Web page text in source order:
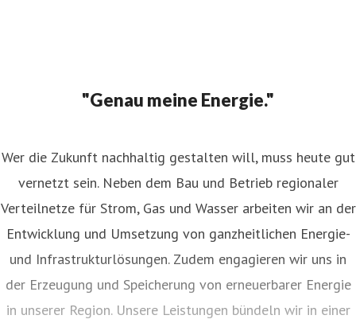
"Genau meine Energie."
Wer die Zukunft nachhaltig gestalten will, muss heute gut
vernetzt sein. Neben dem Bau und Betrieb regionaler
Verteilnetze für Strom, Gas und Wasser arbeiten wir an der
Entwicklung und Umsetzung von ganzheitlichen Energie-
und Infrastrukturlösungen. Zudem engagieren wir uns in
der Erzeugung und Speicherung von erneuerbarer Energie
in unserer Region. Unsere Leistungen bündeln wir in einer